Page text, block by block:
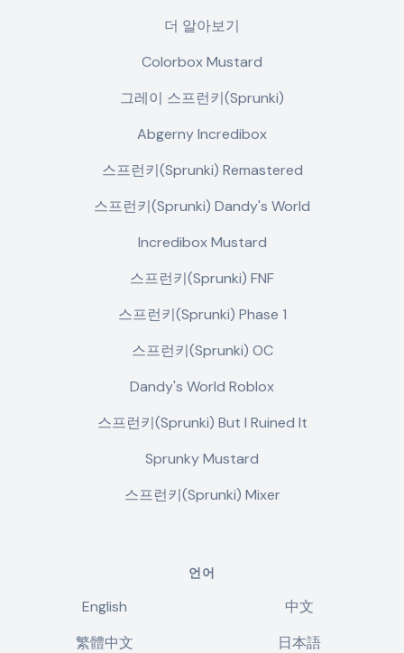
더 알아보기
Colorbox Mustard
그레이 스프런키(Sprunki)
Abgerny Incredibox
스프런키(Sprunki) Remastered
스프런키(Sprunki) Dandy's World
Incredibox Mustard
스프런키(Sprunki) FNF
스프런키(Sprunki) Phase 1
스프런키(Sprunki) OC
Dandy's World Roblox
스프런키(Sprunki) But I Ruined It
Sprunky Mustard
스프런키(Sprunki) Mixer
언어
English
中文
繁體中文
日本語